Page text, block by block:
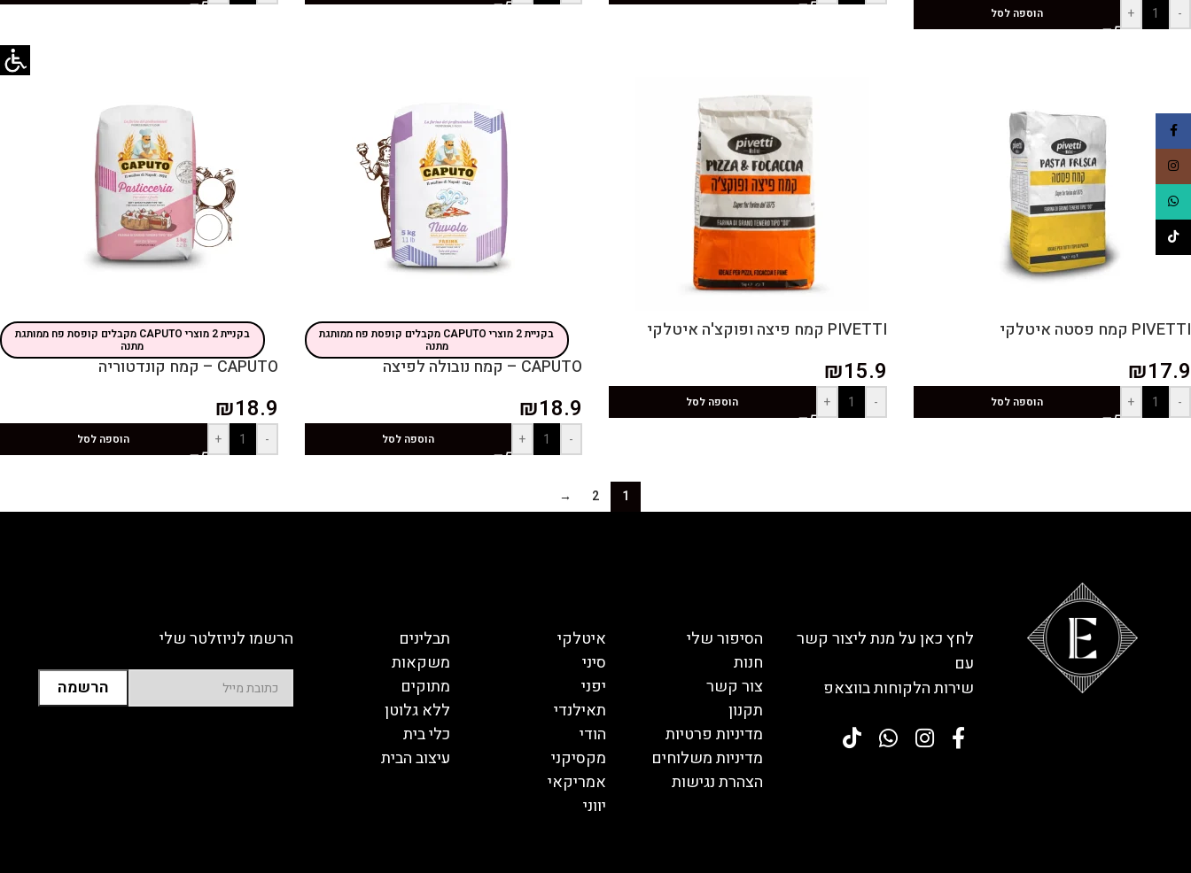
-
+ הוספה לסל
PIVETTI קמח פסטה איטלקי
₪17.9
-
+ הוספה לסל
PIVETTI קמח פיצה ופוקצ'ה איטלקי
₪15.9
-
+ הוספה לסל
בקניית 2 מוצרי CAPUTO מקבלים קופסת פח ממותגת
מתנה
CAPUTO – קמח נובולה לפיצה
₪18.9
-
+ הוספה לסל
בקניית 2 מוצרי CAPUTO מקבלים קופסת פח ממותגת
מתנה
CAPUTO – קמח קונדטוריה
₪18.9
-
+ הוספה לסל
1
2
→
לחץ כאן על מנת ליצור קשר
עם
שירות הלקוחות בווצאפ
הסיפור שלי
חנות
צור קשר
תקנון
מדיניות פרטיות
מדיניות משלוחים
הצהרת נגישות
איטלקי
סיני
יפני
תאילנדי
הודי
מקסיקני
אמריקאי
יווני
תבלינים
משקאות
מתוקים
ללא גלוטן
כלי בית
עיצוב הבית
הרשמו לניוזלטר שלי
Facebook
Instagram
WhatsApp